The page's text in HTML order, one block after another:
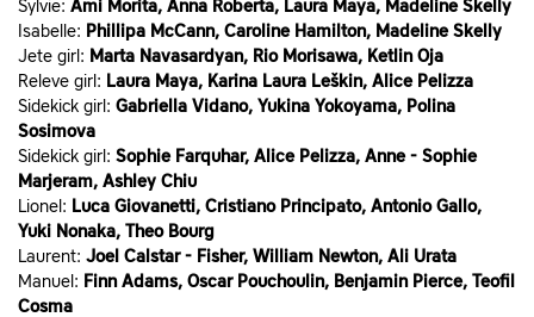
Sylvie: Ami Morita, Anna Roberta, Laura Maya, Madeline Skelly
Isabelle: Phillipa McCann, Caroline Hamilton, Madeline Skelly
Jete girl: Marta Navasardyan, Rio Morisawa, Ketlin Oja
Releve girl: Laura Maya, Karina Laura Leškin, Alice Pelizza
Sidekick girl: Gabriella Vidano, Yukina Yokoyama, Polina
Sosimova
Sidekick girl: Sophie Farquhar, Alice Pelizza, Anne - Sophie
Marjeram, Ashley Chiu
Lionel: Luca Giovanetti, Cristiano Principato, Antonio Gallo,
Yuki Nonaka, Theo Bourg
Laurent: Joel Calstar - Fisher, William Newton, Ali Urata
Manuel: Finn Adams, Oscar Pouchoulin, Benjamin Pierce, Teofil
Cosma